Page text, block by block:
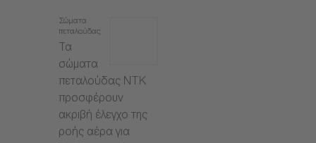
Σώματα
πεταλούδας
Τα
σώματα
πεταλούδας NTK
προσφέρουν
ακριβή έλεγχο της
ροής αέρα για